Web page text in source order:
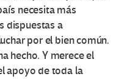
necesita más
dispuestas a
por el bien común.
hecho. Y merece el
apoyo de toda la